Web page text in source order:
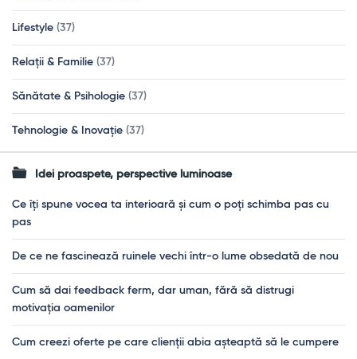
Lifestyle (37)
Relații & Familie (37)
Sănătate & Psihologie (37)
Tehnologie & Inovație (37)
Idei proaspete, perspective luminoase
Ce îți spune vocea ta interioară și cum o poți schimba pas cu
pas
De ce ne fascinează ruinele vechi într-o lume obsedată de nou
Cum să dai feedback ferm, dar uman, fără să distrugi
motivația oamenilor
Cum creezi oferte pe care clienții abia așteaptă să le cumpere